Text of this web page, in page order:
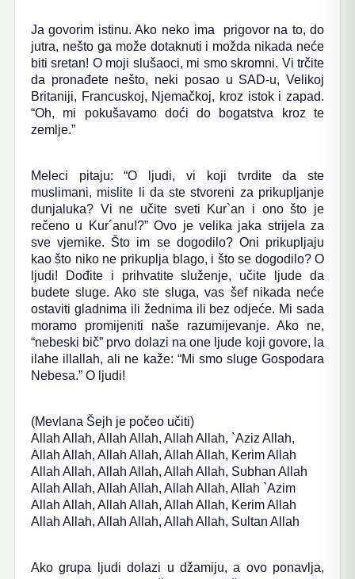
Ja govorim istinu. Ako neko ima prigovor na to, do
jutra, nešto ga može dotaknuti i možda nikada neće
biti sretan! O moji slušaoci, mi smo skromni. Vi trčite
da pronađete nešto, neki posao u SAD-u, Velikoj
Britaniji, Francuskoj, Njemačkoj, kroz istok i zapad.
“Oh, mi pokušavamo doći do bogatstva kroz te
zemlje.”
Meleci pitaju: “O ljudi, vi koji tvrdite da ste
muslimani, mislite li da ste stvoreni za prikupljanje
dunjaluka? Vi ne učite sveti Kur`an i ono što je
rečeno u Kur´anu!?” Ovo je velika jaka strijela za
sve vjernike. Što im se dogodilo? Oni prikupljaju
kao što niko ne prikuplja blago, i što se dogodilo? O
ljudi! Dođite i prihvatite služenje, učite ljude da
budete sluge. Ako ste sluga, vas šef nikada neće
ostaviti gladnima ili žednima ili bez odjeće. Mi sada
moramo promijeniti naše razumijevanje. Ako ne,
“nebeski bič” prvo dolazi na one ljude koji govore, la
ilahe illallah, ali ne kaže: “Mi smo sluge Gospodara
Nebesa.” O ljudi!
(Mevlana Šejh je počeo učiti)
Allah Allah, Allah Allah, Allah Allah, `Aziz Allah,
Allah Allah, Allah Allah, Allah Allah, Kerim Allah
Allah Allah, Allah Allah, Allah Allah, Subhan Allah
Allah Allah, Allah Allah, Allah Allah, Allah `Azim
Allah Allah, Allah Allah, Allah Allah, Kerim Allah
Allah Allah, Allah Allah, Allah Allah, Sultan Allah
Ako grupa ljudi dolazi u džamiju, a ovo ponavlja,